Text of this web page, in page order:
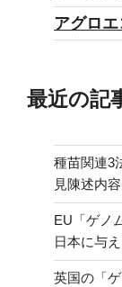
アグロ
最近の記
種苗関連3
見陳述内容
EU「ゲノ
日本に与
英国の「